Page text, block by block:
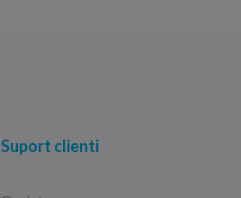
Suport clienti